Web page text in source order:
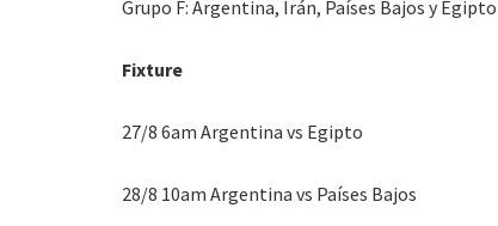
Grupo F: Argentina, Irán, Países Bajos y Egipto
Fixture
27/8 6am Argentina vs Egipto
28/8 10am Argentina vs Países Bajos